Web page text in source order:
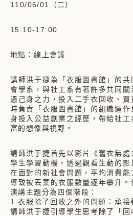
110/06/01（二）
15:10-17:00
地點：線上會議
講師洪于捷為「衣服圖書館」的
會學系，與社工系有著許多共同
憑己身之力，投入二手衣回收、
時負責「衣服圖書館」的組織運
身投入公益創業之經歷，帶給社
富的想像與視野。
講師洪于捷首先以影片《舊衣無
學生學習動機，透過觀看生動的
在面對的新社會問題，平均消費能
導致被丟棄的衣服數量逐年攀升
演講主題分為四個階段：
1.衣服除了回收之外的問題：承接
講師洪于捷引導學生思考除了「回